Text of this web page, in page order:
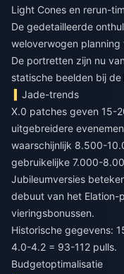
Light Cones en rerun-
De gedetailleerde
weloverwogen
De portretten zijn nu
statische beelden bij de
Jade-trends
X.0 patches geven 15-
uitgebreidere
waarschijnlijk 8.500-
gebruikelijke 7.000-
Jubileumversies
debuut van het
vieringsbonussen.
Historische gegevens:
4.0-4.2 = 93-112 pulls.
Budgetoptimalisatie